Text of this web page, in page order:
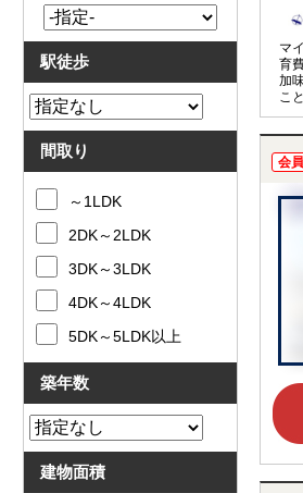
マ
育
加
こ
会
駅徒歩
間取り
～1LDK
2DK～2LDK
3DK～3LDK
4DK～4LDK
5DK～5LDK以上
築年数
建物面積